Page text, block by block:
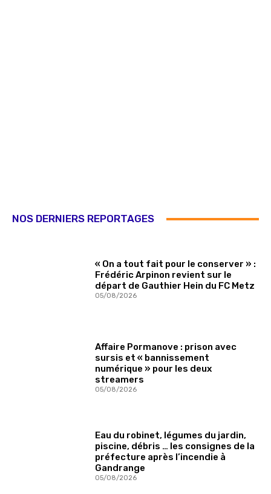
NOS DERNIERS REPORTAGES
« On a tout fait pour le conserver » :
Frédéric Arpinon revient sur le
départ de Gauthier Hein du FC Metz
05/08/2026
Affaire Pormanove : prison avec
sursis et « bannissement
numérique » pour les deux
streamers
05/08/2026
Eau du robinet, légumes du jardin,
piscine, débris … les consignes de la
préfecture après l’incendie à
Gandrange
05/08/2026